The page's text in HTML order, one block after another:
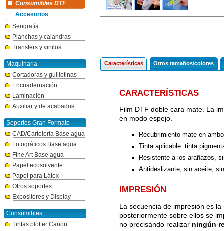
Consumibles DTF
Accesorios
Serigrafía
Planchas y calandras
Transfers y vinilos
Maquinaria
Cortadoras y guillotinas
Encuadernación
Laminación
Auxiliar y de acabados
Soportes Gran Formato
CAD/Cartelería Base agua
Fotográficos Base agua
Fine Art Base agua
Papel ecosolvente
Papel para Látex
Otros soportes
Expositores y Display
Consumibles
Tintas plotter Canon
Características Otros tamaños/colores
CARACTERÍSTICAS
Film DTF doble cara mate. La
en modo espejo.
Recubrimiento mate en
Tinta aplicable: tinta
Resistente a los arañazos,
Antideslizante, sin aceite,
IMPRESIÓN
La secuencia de impresión es
posteriormente sobre ellos se
no precisando realizar ningún